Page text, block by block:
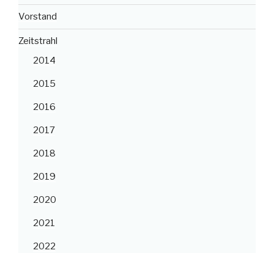
Vorstand
Zeitstrahl
2014
2015
2016
2017
2018
2019
2020
2021
2022